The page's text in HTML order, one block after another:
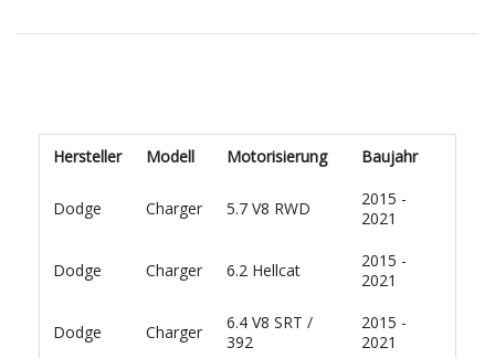
Hersteller Modell Motorisierung Baujahr
Dodge Charger 5.7 V8 RWD
2015 -
2021
Dodge Charger 6.2 Hellcat
2015 -
2021
Dodge Charger
6.4 V8 SRT /
392
2015 -
2021